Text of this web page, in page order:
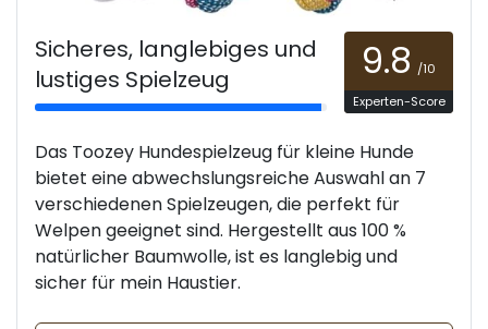
Sicheres, langlebiges und
lustiges Spielzeug
9.8 /10
Experten-Score
Das Toozey Hundespielzeug für kleine Hunde
bietet eine abwechslungsreiche Auswahl an 7
verschiedenen Spielzeugen, die perfekt für
Welpen geeignet sind. Hergestellt aus 100 %
natürlicher Baumwolle, ist es langlebig und
sicher für mein Haustier.